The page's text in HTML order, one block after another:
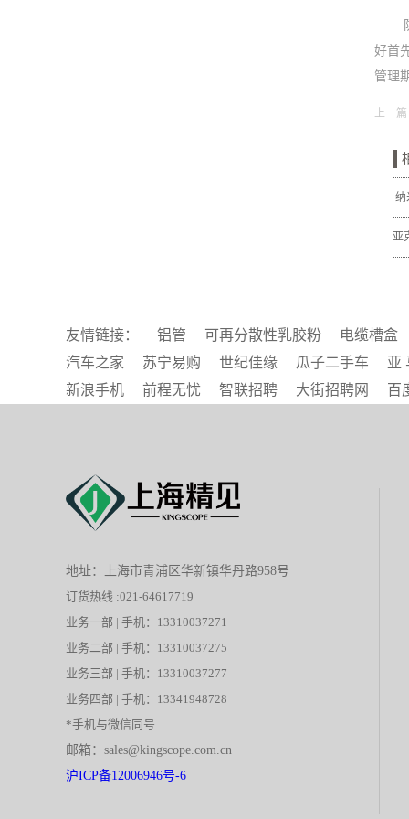
好首
管理
上一篇
纳
亚
友情链接： 铝管 可再分散性乳胶粉 电缆槽盒
汽车之家
苏宁易购 世纪佳缘 瓜子二手车 亚
新浪手机
前程无忧 智联招聘 大街招聘网 百
地址：上海市青浦区华新镇华丹路958号
订货热线 :021-64617719
业务一部 | 手机：13310037271
业务二部 | 手机：13310037275
业务三部 | 手机：13310037277
业务四部 | 手机：13341948728
*手机与微信同号
邮箱：sales@kingscope.com.cn
沪ICP备12006946号-6